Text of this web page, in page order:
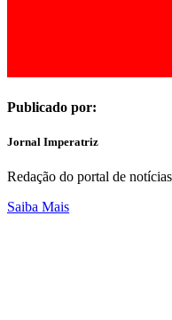
Publicado por:
Jornal Imperatriz
Redação do portal de
Saiba Mais